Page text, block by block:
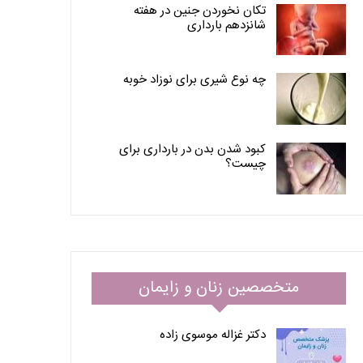
تکان نخوردن جنین در هفته
شانزدهم بارداری
چه نوع شیری برای نوزاد خوبه
کبود شدن بدن در بارداری برای
چیست؟
متخصصین زنان و زایمان
دکتر غزاله موسوی زاده